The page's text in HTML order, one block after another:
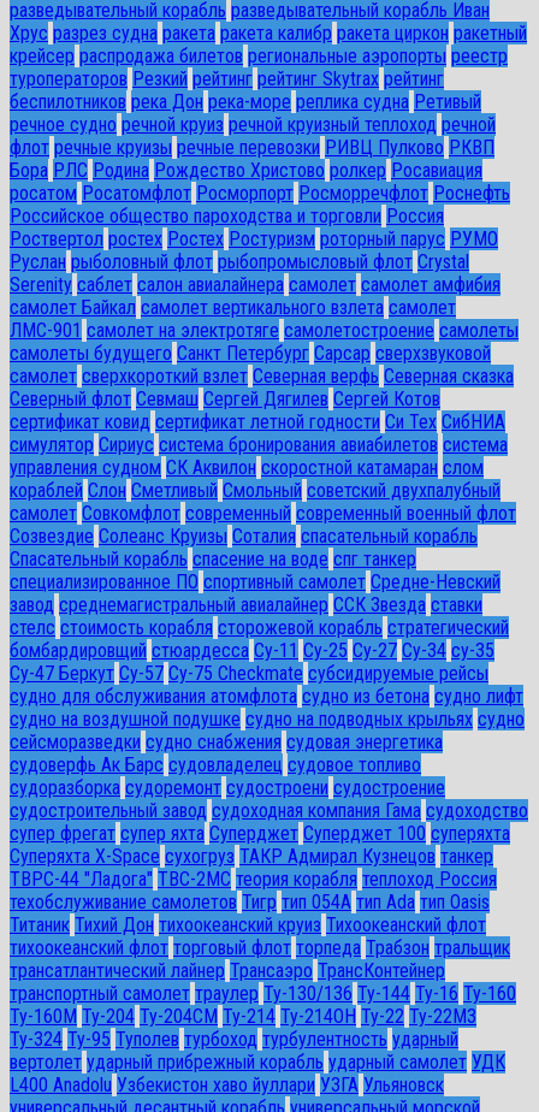
разведывательный корабль разведывательный корабль Иван
Хрус разрез судна ракета ракета калибр ракета циркон ракетный
крейсер распродажа билетов региональные аэропорты реестр
туроператоров Резкий рейтинг рейтинг Skytrax рейтинг
беспилотников река Дон река-море реплика судна Ретивый
речное судно речной круиз речной круизный теплоход речной
флот речные круизы речные перевозки РИВЦ Пулково РКВП
Бора РЛС Родина Рождество Христово ролкер Росавиация
росатом Росатомфлот Росморпорт Росморречфлот Роснефть
Российское общество пароходства и торговли Россия
Роствертол ростех Ростех Ростуризм роторный парус РУМО
Руслан рыболовный флот рыбопромысловый флот Сrystal
Serenity саблет салон авиалайнера самолет самолет амфибия
самолет Байкал самолет вертикального взлета самолет
ЛМС-901 самолет на электротяге самолетостроение самолеты
самолеты будущего Санкт Петербург Сарсар сверхзвуковой
самолет сверхкороткий взлет Северная верфь Северная сказка
Северный флот Севмаш Сергей Дягилев Сергей Котов
сертификат ковид сертификат летной годности Си Тех СибНИА
симулятор Сириус система бронирования авиабилетов система
управления судном СК Аквилон скоростной катамаран слом
кораблей Слон Сметливый Смольный советский двухпалубный
самолет Совкомфлот современный современный военный флот
Созвездие Солеанс Круизы Соталия спасательный корабль
Спасательный корабль спасение на воде спг танкер
специализированное ПО спортивный самолет Средне-Невский
завод среднемагистральный авиалайнер ССК Звезда ставки
стелс стоимость корабля сторожевой корабль стратегический
бомбардировщий стюардесса Су-11 Су-25 Су-27 Су-34 су-35
Су-47 Беркут Су-57 Су-75 Checkmate субсидируемые рейсы
судно для обслуживания атомфлота судно из бетона судно лифт
судно на воздушной подушке судно на подводных крыльях судно
сейсморазведки судно снабжения судовая энергетика
судоверфь Ак Барс судовладелец судовое топливо
судоразборка судоремонт судостроени судостроение
судостроительный завод судоходная компания Гама судоходство
супер фрегат супер яхта Суперджет Суперджет 100 суперяхта
Суперяхта X-Space сухогруз ТАКР Адмирал Кузнецов танкер
ТВРС-44 "Ладога" ТВС-2МС теория корабля теплоход Россия
техобслуживание самолетов Тигр тип 054А тип Ada тип Oasis
Титаник Тихий Дон тихоокеанский круиз Тихоокеанский флот
тихоокеанский флот торговый флот торпеда Трабзон тральщик
трансатлантический лайнер Трансаэро ТрансКонтейнер
транспортный самолет траулер Ту-130/136 Ту-144 Ту-16 Ту-160
Ту-160М Ту-204 Ту-204СМ Ту-214 Ту-214ОН Ту-22 Ту-22М3
Ту-324 Ту-95 Туполев турбоход турбулентность ударный
вертолет ударный прибрежный корабль ударный самолет УДК
L400 Anadolu Узбекистон хаво йуллари УЗГА Ульяновск